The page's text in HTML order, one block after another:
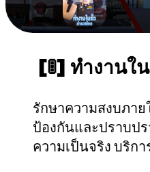
[🚦] ทำงานใ
รักษาความสงบภา
ป้องกันและปราบป
ความเป็นจริง บริก